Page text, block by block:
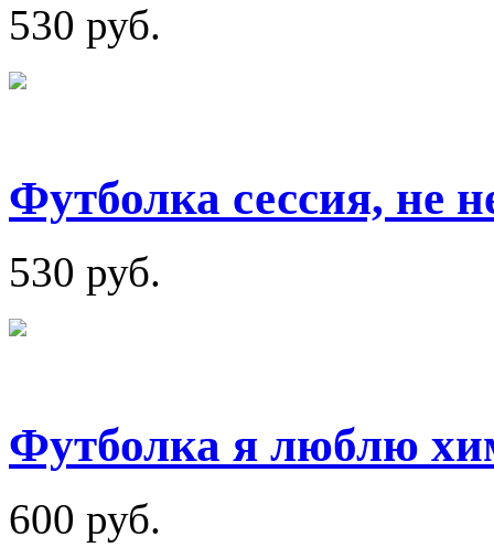
530 руб.
Футболка сессия, не
530 руб.
Футболка я люблю
600 руб.